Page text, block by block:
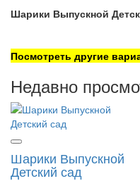
Шарики Выпускной
Посмотреть другие
Недавно
Шарики Выпускной
Детский сад